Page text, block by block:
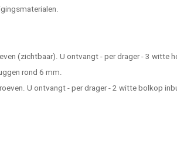
(zichtbaar). U ontvangt - per drager - 3 witte
rond 6 mm.
U ontvangt - per drager - 2 witte bolkop